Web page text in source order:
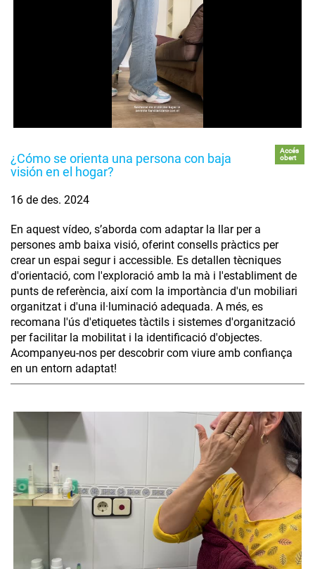
¿Cómo se orienta una persona con baja
visión en el hogar?
Accés
obert
16 de des. 2024
En aquest vídeo, s’aborda com adaptar la llar per a
persones amb baixa visió, oferint consells pràctics per
crear un espai segur i accessible. Es detallen tècniques
d'orientació, com l'exploració amb la mà i l'establiment de
punts de referència, així com la importància d'un mobiliari
organitzat i d'una il·luminació adequada. A més, es
recomana l'ús d'etiquetes tàctils i sistemes d'organització
per facilitar la mobilitat i la identificació d'objectes.
Acompanyeu-nos per descobrir com viure amb confiança
en un entorn adaptat!